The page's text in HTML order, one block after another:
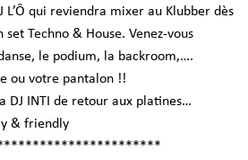
L’Ô qui reviendra mixer au Klubber dès
Techno & House. Venez-vous
le podium, la backroom,….
ou votre pantalon !!
DJ INTI de retour aux platines…
& friendly